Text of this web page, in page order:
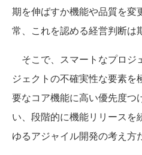
期を伸ばすか機能や品質を変
常、これを認める経営判断は
そこで、スマートなプロジ
ジェクトの不確実性な要素
要なコア機能に高い優先度つ
い、段階的に機能リリースを
ゆるアジャイル開発の考え方